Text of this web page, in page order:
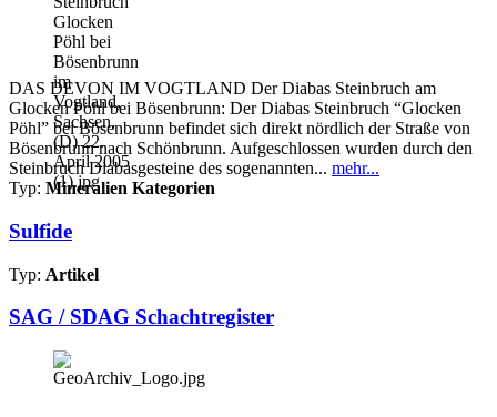
DAS DEVON IM VOGTLAND Der Diabas Steinbruch am
Glocken Pöhl bei Bösenbrunn: Der Diabas Steinbruch “Glocken
Pöhl” bei Bösenbrunn befindet sich direkt nördlich der Straße von
Bösenbrunn nach Schönbrunn. Aufgeschlossen wurden durch den
Steinbruch Diabasgesteine des sogenannten... mehr...
Typ: Mineralien Kategorien
Sulfide
Typ: Artikel
SAG / SDAG Schachtregister